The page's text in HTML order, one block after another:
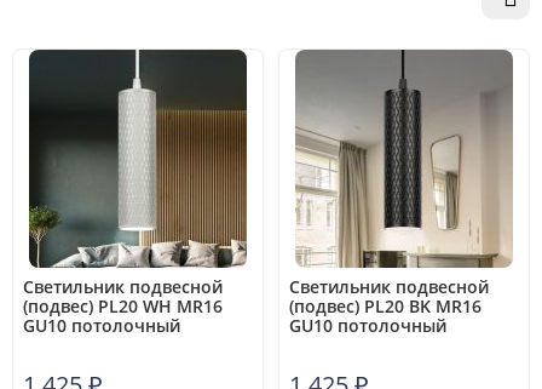
Светильник подвесной
(подвес) PL20 WH MR16
GU10 потолочный
Светильник подвесной
(подвес) PL20 BK MR16
GU10 потолочный